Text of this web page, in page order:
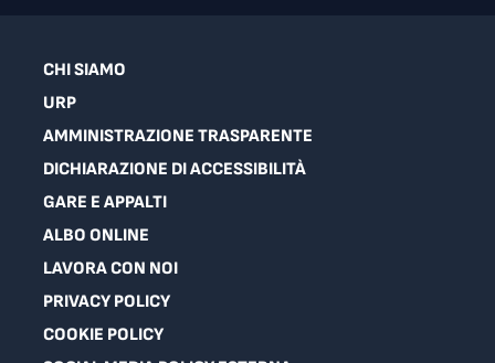
CHI SIAMO
URP
AMMINISTRAZIONE TRASPARENTE
DICHIARAZIONE DI ACCESSIBILITÀ
GARE E APPALTI
ALBO ONLINE
LAVORA CON NOI
PRIVACY POLICY
COOKIE POLICY